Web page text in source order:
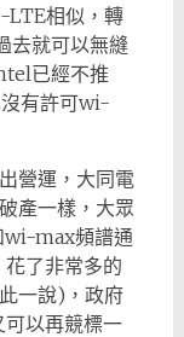
相似，轉
去就可以無縫
已經不推
有許可wi-
營運，大同電
產一樣，大眾
wi-max頻譜通
了非常多的
一說)，政府
以再競標一